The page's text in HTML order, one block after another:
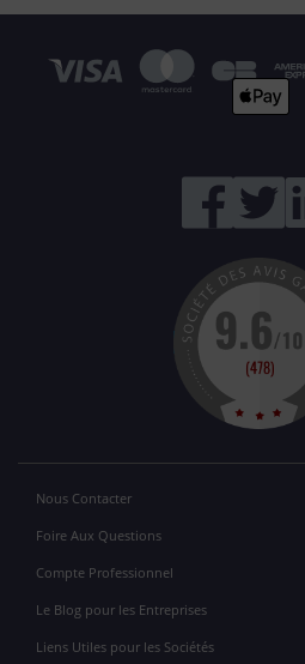
Nous Contacter
Foire Aux Questions
Compte Professionnel
Le Blog pour les Entreprises
Liens Utiles pour les Sociétés